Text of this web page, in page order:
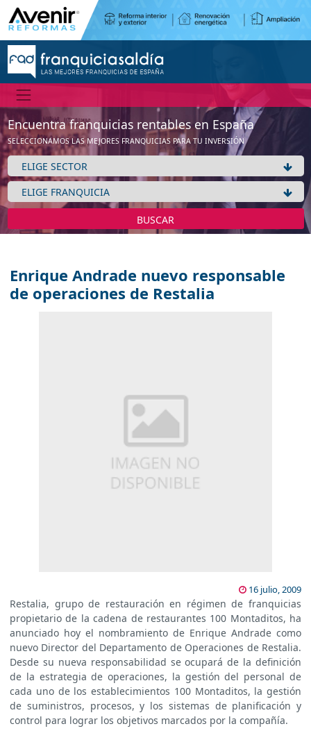
Encuentra franquicias rentables en España
SELECCIONAMOS LAS MEJORES FRANQUICIAS PARA TU INVERSIÓN
BUSCAR
Enrique Andrade nuevo responsable
de operaciones de Restalia
16 julio, 2009
Restalia, grupo de restauración en régimen de franquicias
propietario de la cadena de restaurantes 100 Montaditos, ha
anunciado hoy el nombramiento de Enrique Andrade como
nuevo Director del Departamento de Operaciones de Restalia.
Desde su nueva responsabilidad se ocupará de la definición
de la estrategia de operaciones, la gestión del personal de
cada uno de los establecimientos 100 Montaditos, la gestión
de suministros, procesos, y los sistemas de planificación y
control para lograr los objetivos marcados por la compañía.